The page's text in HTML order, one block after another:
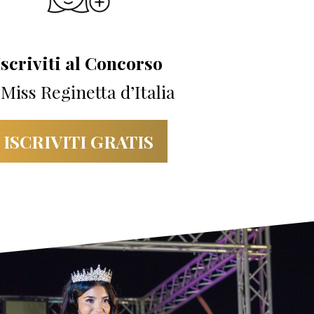
al Concorso
Reginetta d’Italia
ISCRIVITI GRATIS